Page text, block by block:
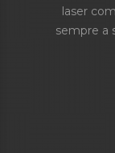
laser
sempre a